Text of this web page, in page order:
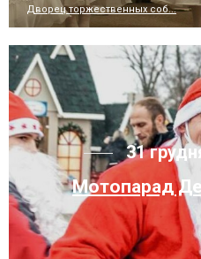
Дворец торжественных соб...
31
Мотопарад